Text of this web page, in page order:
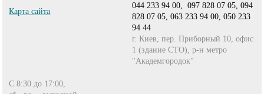
Карта сайта
044 233 94 00, 097 828 07 05, 094
828 07 05, 063 233 94 00, 050 233
94 44
г. Киев, пер. Приборный 10, офис
1 (здание СТО), р-н метро
"Академгородок"
С 8:30 до 17:00,